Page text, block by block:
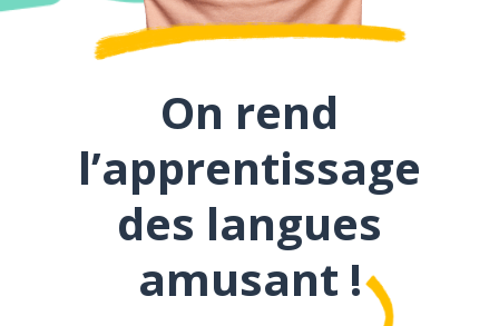
On rend
l’apprentissage
des langues
amusant !